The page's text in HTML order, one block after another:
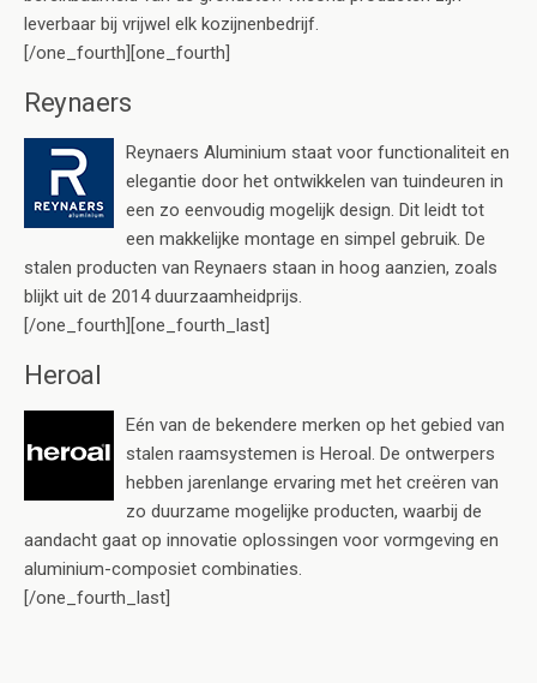
leverbaar bij vrijwel elk kozijnenbedrijf.
[/one_fourth][one_fourth]
Reynaers
Reynaers Aluminium staat voor functionaliteit en
elegantie door het ontwikkelen van tuindeuren in
een zo eenvoudig mogelijk design. Dit leidt tot
een makkelijke montage en simpel gebruik. De
stalen producten van Reynaers staan in hoog aanzien, zoals
blijkt uit de 2014 duurzaamheidprijs.
[/one_fourth][one_fourth_last]
Heroal
Eén van de bekendere merken op het gebied van
stalen raamsystemen is Heroal. De ontwerpers
hebben jarenlange ervaring met het creëren van
zo duurzame mogelijke producten, waarbij de
aandacht gaat op innovatie oplossingen voor vormgeving en
aluminium-composiet combinaties.
[/one_fourth_last]